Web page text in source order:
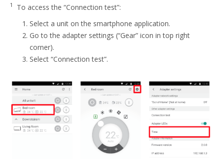
1
To access the “Connection test”:
Select a unit on the smartphone application.
Go to the adapter settings (“Gear” icon in top right
corner).
Select “Connection test”.